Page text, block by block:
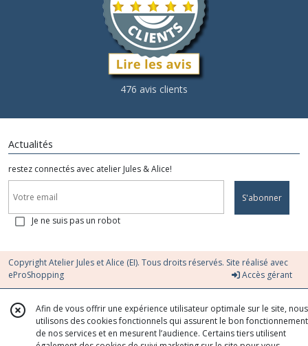
476 avis clients
Actualités
restez connectés avec atelier Jules & Alice!
S'abonner
Je ne suis pas un robot
Copyright Atelier Jules et Alice (EI). Tous droits réservés. Site réalisé avec
eProShopping
Accès gérant
Afin de vous offrir une expérience utilisateur optimale sur le site, nous
utilisons des cookies fonctionnels qui assurent le bon fonctionnement
de nos services et en mesurent l’audience. Certains tiers utilisent